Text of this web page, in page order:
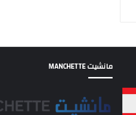
مانشيت MANCHETTE